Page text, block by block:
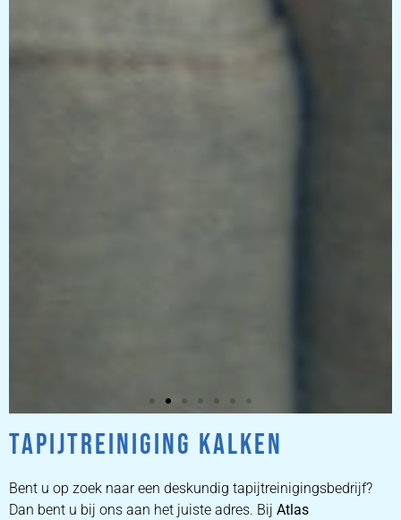
ZETEL
REINIGEN
TAPIJTREINIGING KALKEN
Bent u op zoek naar een deskundig tapijtreinigingsbedrijf?
Dan bent u bij ons aan het juiste adres. Bij Atlas